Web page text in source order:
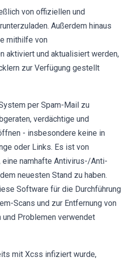
von offiziellen und
Außerdem hinaus
mithilfe von
aktiviert und aktualisiert werden,
zur Verfügung gestellt
per Spam-Mail zu
verdächtige und
- insbesondere keine in
oder Links. Es ist von
eine namhafte Antivirus-/Anti-
neuesten Stand zu haben.
Software für die Durchführung
Scans und zur Entfernung von
und Problemen verwendet
mit Xcss infiziert wurde,